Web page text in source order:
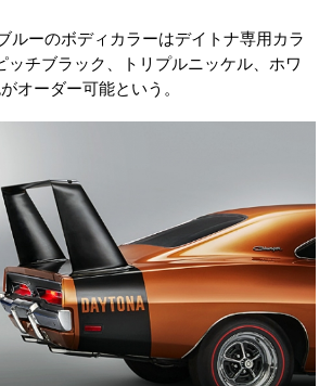
ルーのボディカラーはデイトナ専用カラ
ッチブラック、トリプルニッケル、ホワ
オーダー可能という。